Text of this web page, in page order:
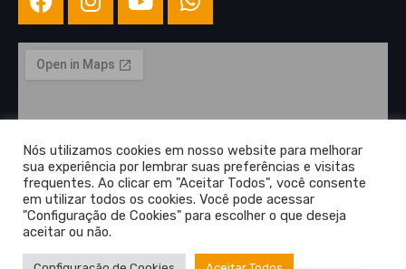
Nós utilizamos cookies em nosso website para melhorar
sua experiência por lembrar suas preferências e visitas
frequentes. Ao clicar em "Aceitar Todos", você consente
em utilizar todos os cookies. Você pode acessar
"Configuração de Cookies" para escolher o que deseja
aceitar ou não.